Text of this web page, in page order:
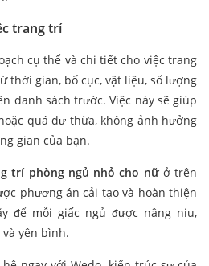
trang trí
cụ thể và chi tiết cho việc trang
thời gian, bố cục, vật liệu, số lượng
danh sách trước. Việc này sẽ giúp
quá dư thừa, không ảnh hưởng
gian của bạn.
trí phòng ngủ nhỏ cho nữở trên
phương án cải tạo và hoàn thiện
để mỗi giấc ngủ được nâng niu,
yên bình.